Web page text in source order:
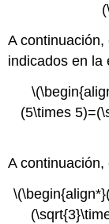
A
indicados en la
(5\times
A